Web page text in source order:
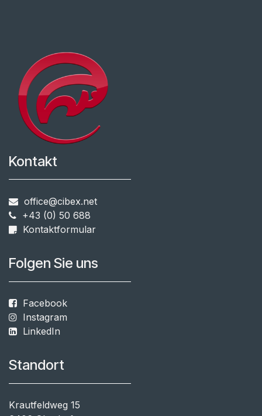
Kontakt
office@cibex.net
+43 (0) 50 688
Kontaktformular
Folgen Sie uns
Facebook
Instagram
LinkedIn
Standort
Krautfeldweg 15